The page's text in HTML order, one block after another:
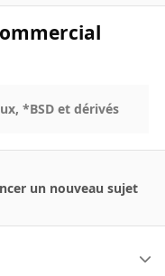
*BSD et dérivés
un nouveau sujet